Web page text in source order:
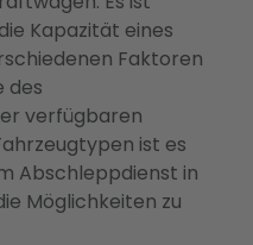
Kapazität eines
Faktoren
des
verfügbaren
ist es
Abschleppdienst in
Möglichkeiten zu